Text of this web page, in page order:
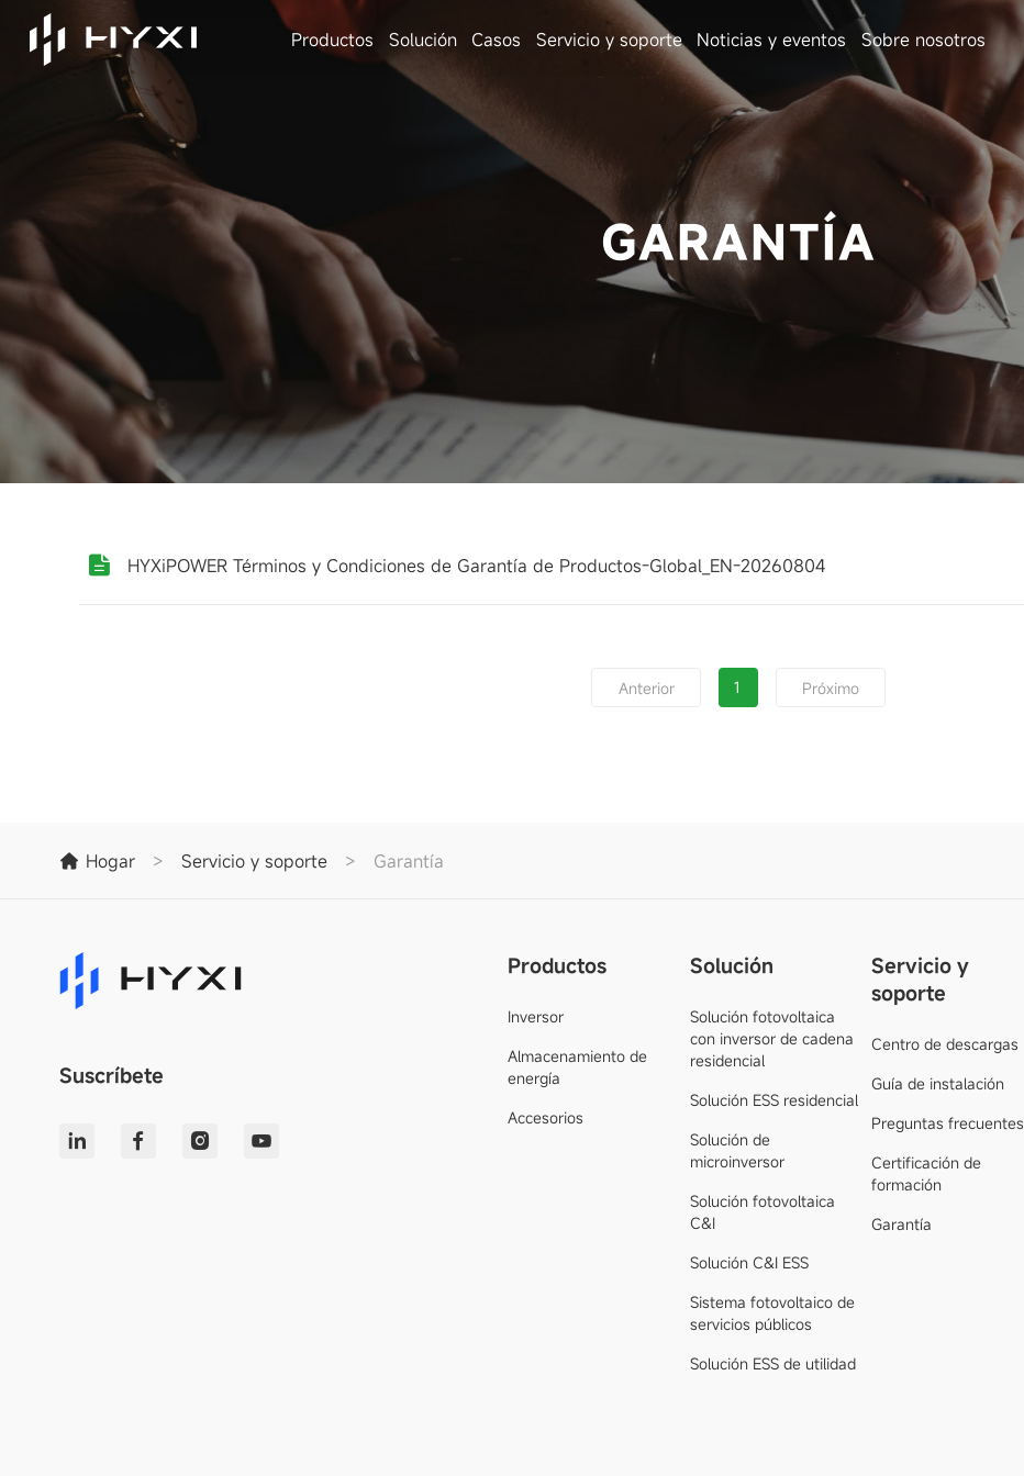
Productos Solución Casos Servicio y soporte Noticias y eventos Sobre nosotros
GARANTÍA
HYXiPOWER Términos y Condiciones de Garantía de Productos-Global_EN-20260804
Anterior 1 Próximo
Hogar > Servicio y soporte > Garantía
Suscríbete
Productos
Inversor
Almacenamiento de
energía
Accesorios
Solución
Solución fotovoltaica
con inversor de cadena
residencial
Solución ESS residencial
Solución de
microinversor
Solución fotovoltaica
C&I
Solución C&I ESS
Sistema fotovoltaico de
servicios públicos
Solución ESS de utilidad
Servicio y
soporte
Centro de descargas
Guía de instalación
Preguntas frecuentes
Certificación de
formación
Garantía